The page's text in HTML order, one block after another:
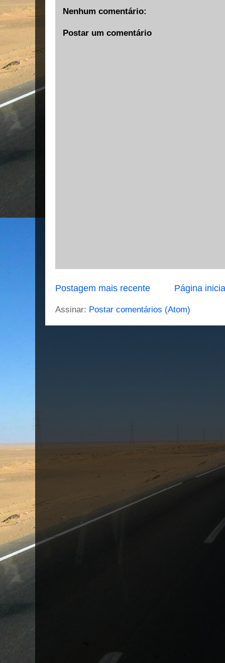
Nenhum comentário:
Postar um comentário
Postagem mais recente Página
Assinar: Postar comentários (Atom)